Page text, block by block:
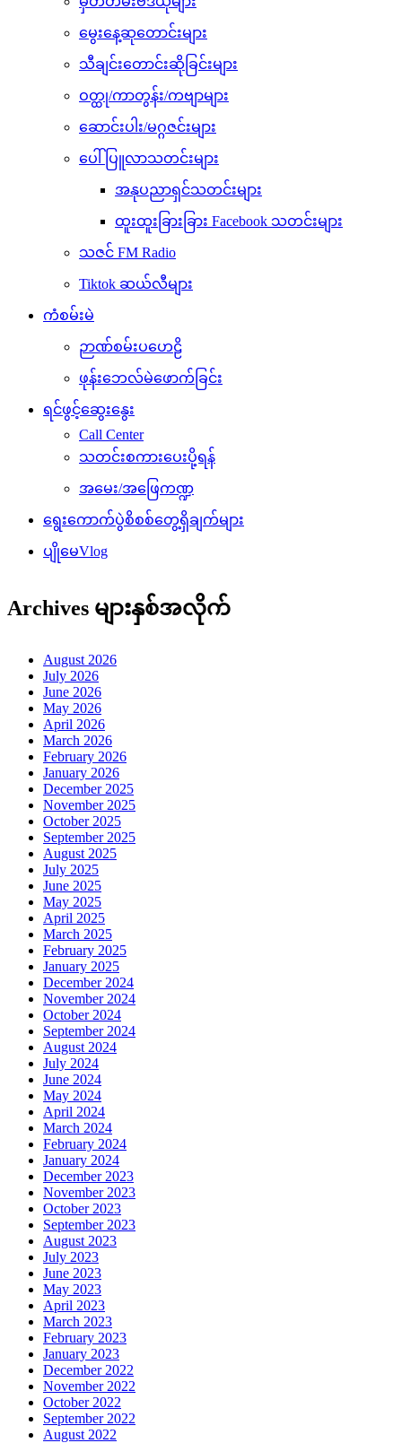
မွေးနေ့ဆုတောင်းများ
သီချင်းတောင်းဆိုခြင်းများ
ဝတ္ထု/ကာတွန်း/ကဗျာများ
ဆောင်းပါး/မဂ္ဂဇင်းများ
ပေါ်ပြူလာသတင်းများ
အနုပညာရှင်သတင်းများ
ထူးထူးခြားခြား Facebook သတင်းများ
သဇင် FM Radio
Tiktok ဆယ်လီများ
ကံစမ်းမဲ
ဉာဏ်စမ်းပဟေဠိ
ဖုန်းဘေလ်မဲဖောက်ခြင်း
ရင်ဖွင့်ဆွေးနွေး
Call Center
သတင်းစကားပေးပို့ရန်
အမေး/အဖြေကဏ္ဍ
ရွေးကောက်ပွဲစိစစ်တွေ့ရှိချက်များ
ပျိုမေVlog
Archives များနှစ်အလိုက်
August 2026
July 2026
June 2026
May 2026
April 2026
March 2026
February 2026
January 2026
December 2025
November 2025
October 2025
September 2025
August 2025
July 2025
June 2025
May 2025
April 2025
March 2025
February 2025
January 2025
December 2024
November 2024
October 2024
September 2024
August 2024
July 2024
June 2024
May 2024
April 2024
March 2024
February 2024
January 2024
December 2023
November 2023
October 2023
September 2023
August 2023
July 2023
June 2023
May 2023
April 2023
March 2023
February 2023
January 2023
December 2022
November 2022
October 2022
September 2022
August 2022